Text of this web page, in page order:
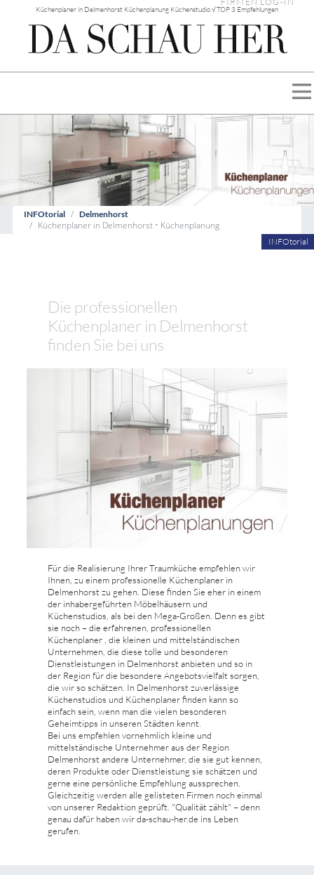
Küchenplaner in Delmenhorst Küchenplanung Küchenstudio √ TOP 3 Empfehlungen
INFOtorial Delmenhorst
Küchenplaner in Delmenhorst • Küchenplanung
INFOtorial
Die professionellen
Küchenplaner in Delmenhorst
finden Sie bei uns
Für die Realisierung Ihrer Traumküche empfehlen wir
Ihnen, zu einem professionelle Küchenplaner in
Delmenhorst zu gehen. Diese finden Sie eher in einem
der inhabergeführten Möbelhäusern und
Küchenstudios, als bei den Mega-Großen. Denn es gibt
sie noch – die erfahrenen, professionellen
Küchenplaner , die kleinen und mittelständischen
Unternehmen, die diese tolle und besonderen
Dienstleistungen in Delmenhorst anbieten und so in
der Region für die besondere Angebotsvielfalt sorgen,
die wir so schätzen. In Delmenhorst zuverlässige
Küchenstudios und Küchenplaner finden kann so
einfach sein, wenn man die vielen besonderen
Geheimtipps in unseren Städten kennt.
Bei uns empfehlen vornehmlich kleine und
mittelständische Unternehmer aus der Region
Delmenhorst andere Unternehmer, die sie gut kennen,
deren Produkte oder Dienstleistung sie schätzen und
gerne eine persönliche Empfehlung aussprechen.
Gleichzeitig werden alle gelisteten Firmen noch einmal
von unserer Redaktion geprüft. "Qualität zählt" – denn
genau dafür haben wir da-schau-her.de ins Leben
gerufen.